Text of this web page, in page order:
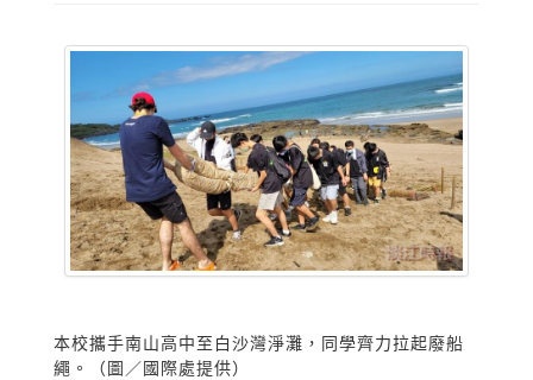
本校攜手南山高中至白沙灣淨灘，同學齊力拉起廢船
繩。（圖／國際處提供）